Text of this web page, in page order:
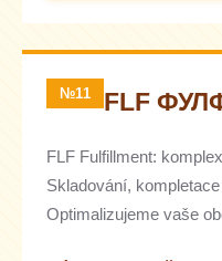
№11 FLF
FLF Fulfillment:
Skladování,
Optimalizujeme vaše